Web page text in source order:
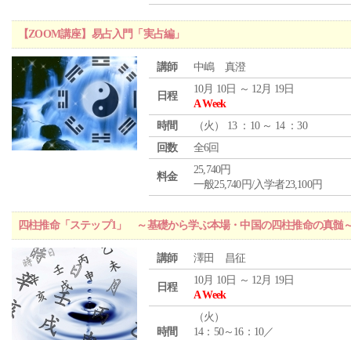
【ZOOM講座】易占入門「実占編」
講師 中嶋 真澄
日程
10月 10日 ～ 12月 19日
A Week
時間
（火 ） 13 ：10 ～ 14 ：30
回数
全6回
料金
25,740円
一般25,740円/入学者23,100円
四柱推命「ステップ1」 ～基礎から学ぶ本場・中国の四柱推命の真髄
講師 澤田 昌征
日程
10月 10日 ～ 12月 19日
A Week
時間
（火 ）
14：50～16：10／